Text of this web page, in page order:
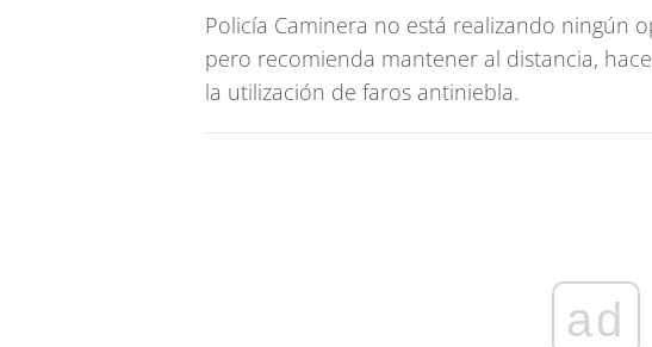
Policía Caminera no está realizando ningún
pero recomienda mantener al distancia,
la utilización de faros antiniebla.
ad